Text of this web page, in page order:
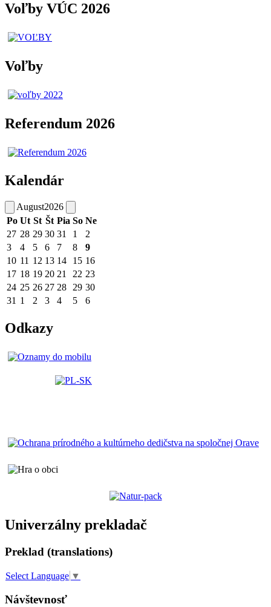
Voľby VÚC 2026
Voľby
Referendum 2026
Kalendár
August2026
Po Ut St Št Pia So Ne
27 28 29 30 31 1
2
3
4 5 6 7 8
9
10 11 12 13 14 15 16
17 18 19 20 21 22 23
24 25 26 27 28 29 30
31 1 2 3 4 5 6
Odkazy
Univerzálny prekladač
Preklad (translations)
Select Language ▼
Návštevnosť